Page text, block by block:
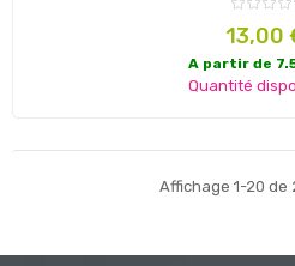
Prix
13,00
A partir de
Quantité
Affichage 1-20 de